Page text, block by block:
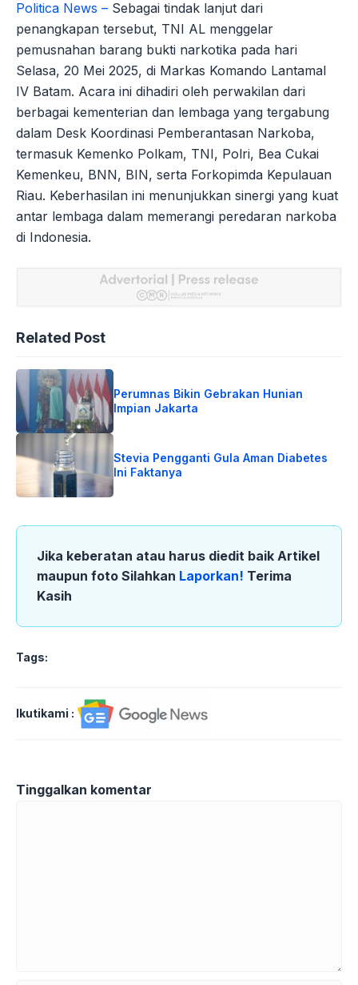
Politica News – Sebagai tindak lanjut dari
penangkapan tersebut, TNI AL menggelar
pemusnahan barang bukti narkotika pada hari
Selasa, 20 Mei 2025, di Markas Komando Lantamal
IV Batam. Acara ini dihadiri oleh perwakilan dari
berbagai kementerian dan lembaga yang tergabung
dalam Desk Koordinasi Pemberantasan Narkoba,
termasuk Kemenko Polkam, TNI, Polri, Bea Cukai
Kemenkeu, BNN, BIN, serta Forkopimda Kepulauan
Riau. Keberhasilan ini menunjukkan sinergi yang kuat
antar lembaga dalam memerangi peredaran narkoba
di Indonesia.
Related Post
Perumnas Bikin Gebrakan Hunian
Impian Jakarta
Stevia Pengganti Gula Aman Diabetes
Ini Faktanya
Jika keberatan atau harus diedit baik Artikel
maupun foto Silahkan Laporkan! Terima
Kasih
Tags:
Ikutikami :
Tinggalkan komentar